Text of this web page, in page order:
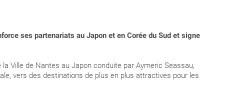
ses partenariats au Japon et en Corée du Sud et signe
Ville de Nantes au Japon conduite par Aymeric Seassau,
vers des destinations de plus en plus attractives pour les